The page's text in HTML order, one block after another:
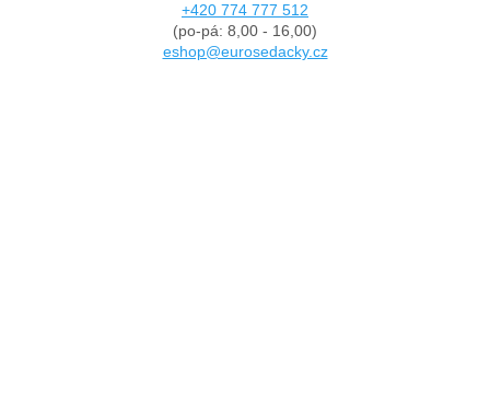
+420 774 777 512
(po-pá: 8,00 - 16,00)
eshop@eurosedacky.cz